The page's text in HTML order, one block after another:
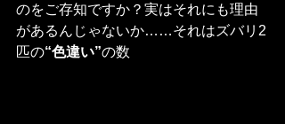
のをご存知ですか？実はそれにも理由
があるんじゃないか……それはズバリ2
匹の“色違い”の数